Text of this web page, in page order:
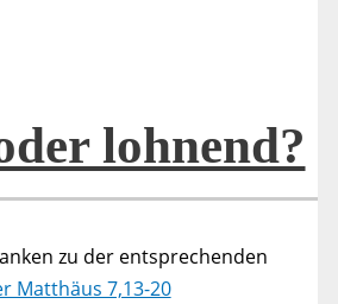
lohnend?
zu der entsprechenden
Matthäus 7,13-20